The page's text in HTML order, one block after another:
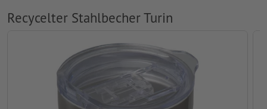
Recycelter Stahlbecher Turin